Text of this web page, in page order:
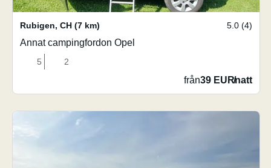
Rubigen, CH (7 km) 5.0 (4)
Annat campingfordon Opel
5 2
från39 EUR/natt